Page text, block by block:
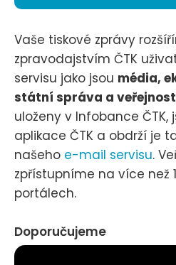
Vaše tiskové zprávy
zpravodajstvím ČTK
servisu jako jsou média,
státní správa a veřejnost
uloženy v Infobance
aplikace ČTK a obdrží je
našeho e-mail servisu.
zpřístupníme na více než
portálech.
Doporučujeme